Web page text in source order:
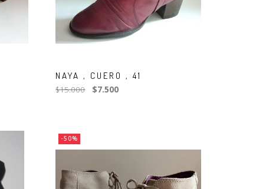
NAYA , CUERO , 41
$15.000 $7.500
-50%